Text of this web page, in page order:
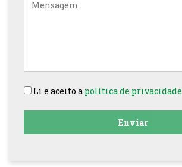
Li e aceito a política de privacidade
Enviar